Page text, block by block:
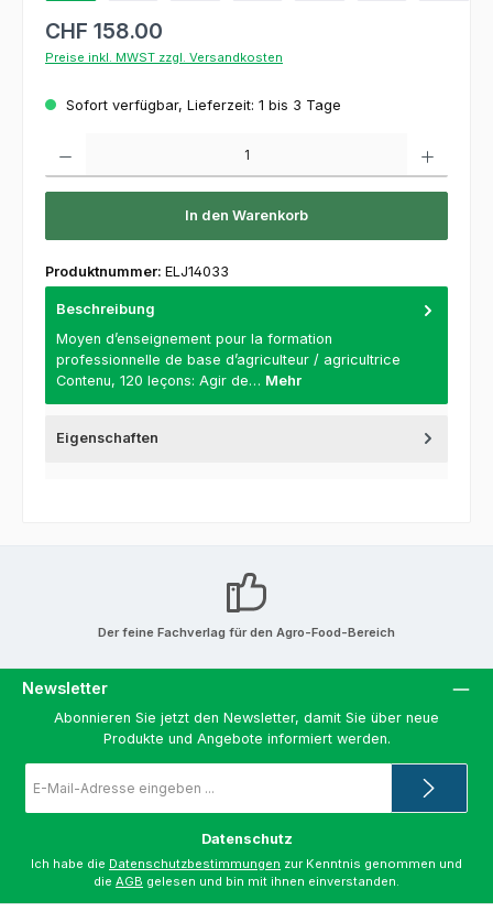
CHF 158.00
Preise inkl. MWST zzgl. Versandkosten
Sofort verfügbar, Lieferzeit: 1 bis 3 Tage
In den Warenkorb
Produktnummer: ELJ14033
Beschreibung
Moyen d’enseignement pour la formation
professionnelle de base d’agriculteur / agricultrice
Contenu, 120 leçons: Agir de… Mehr
Eigenschaften
Der feine Fachverlag für den Agro-Food-Bereich
Newsletter
Abonnieren Sie jetzt den Newsletter, damit Sie über neue
Produkte und Angebote informiert werden.
Mail-
*
Datenschutz
Ich habe die Datenschutzbestimmungen zur Kenntnis genommen und
die AGB gelesen und bin mit ihnen einverstanden.